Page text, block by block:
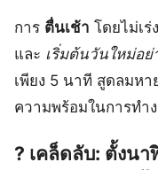
การ ตื่นเช้า โดยไม่เ
และ เริ่มต้นวันใหม่อย่
เพียง 5 นาที สูดลมหา
ความพร้อมในการทำ
? เคล็ดลับ: ตั้งนา